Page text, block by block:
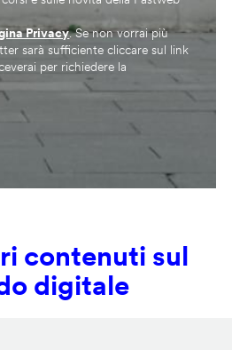
Privacy. Se non vorrai più
sarà sufficiente cliccare sul link
per richiedere la
contenuti sul
digitale